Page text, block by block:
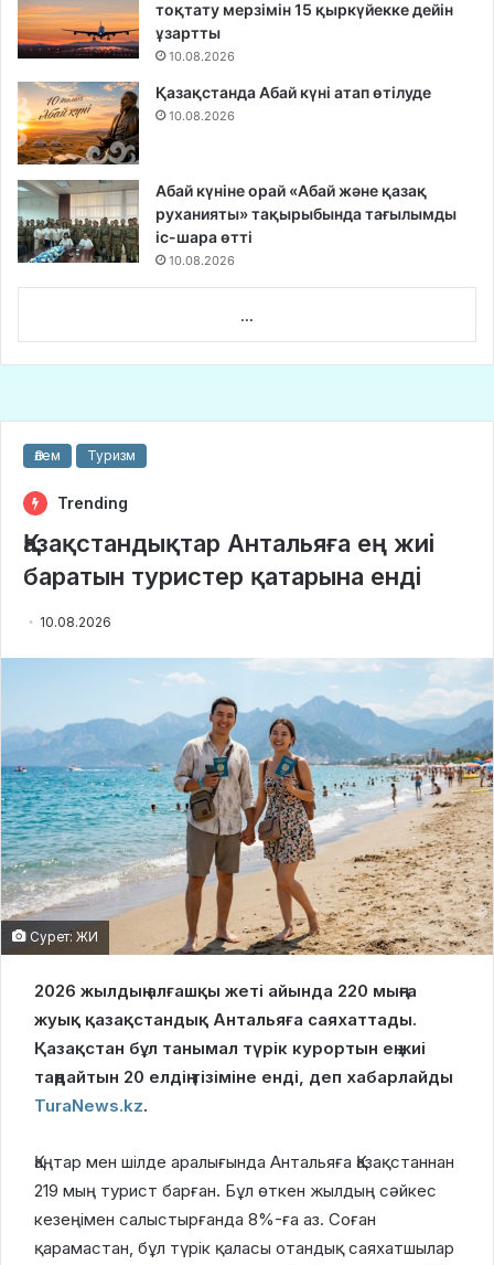
тоқтату мерзімін 15 қыркүйекке дейін
ұзартты
10.08.2026
Қазақстанда Абай күні атап өтілуде
10.08.2026
Абай күніне орай «Абай және қазақ
руханияты» тақырыбында тағылымды
іс-шара өтті
10.08.2026
...